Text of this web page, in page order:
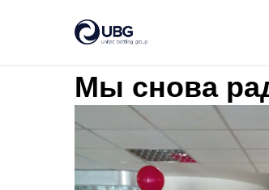
Мы снова